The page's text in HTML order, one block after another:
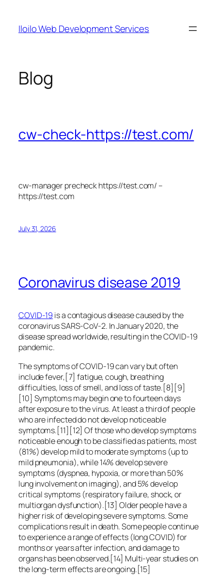
content
Iloilo Web Development Services
Blog
cw-check-https://test.com/
cw-manager precheck https://test.com/ –
https://test.com
July 31, 2026
Coronavirus disease 2019
COVID-19 is a contagious disease caused by the
coronavirus SARS-CoV-2. In January 2020, the
disease spread worldwide, resulting in the COVID-19
pandemic.
The symptoms of COVID‑19 can vary but often
include fever,[7] fatigue, cough, breathing
difficulties, loss of smell, and loss of taste.[8][9]
[10] Symptoms may begin one to fourteen days
after exposure to the virus. At least a third of people
who are infected do not develop noticeable
symptoms.[11][12] Of those who develop symptoms
noticeable enough to be classified as patients, most
(81%) develop mild to moderate symptoms (up to
mild pneumonia), while 14% develop severe
symptoms (dyspnea, hypoxia, or more than 50%
lung involvement on imaging), and 5% develop
critical symptoms (respiratory failure, shock, or
multiorgan dysfunction).[13] Older people have a
higher risk of developing severe symptoms. Some
complications result in death. Some people continue
to experience a range of effects (long COVID) for
months or years after infection, and damage to
organs has been observed.[14] Multi-year studies on
the long-term effects are ongoing.[15]